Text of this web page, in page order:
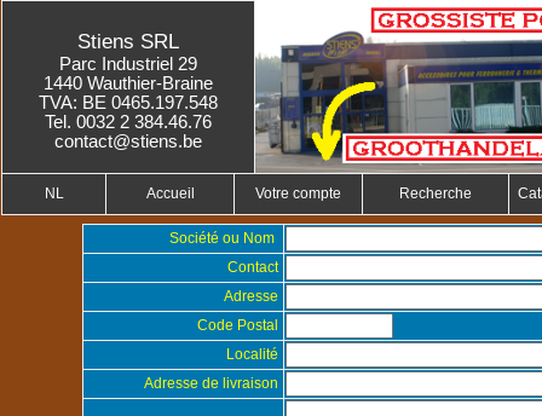
Stiens SRL
Parc Industriel 29
1440 Wauthier-Braine
TVA: BE 0465.197.548
Tel. 0032 2 384.46.76
contact@stiens.be
NL Accueil Votre compte Recherche
Société ou Nom
Contact
Adresse
Code Postal
Localité
Adresse de livraison